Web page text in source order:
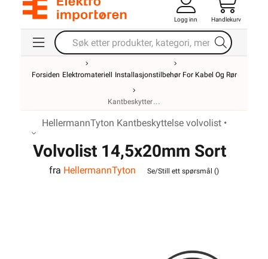
Logg inn Handlekurv
Forsiden Elektromateriell Installasjonstilbehør For Kabel Og Rør
Kantbeskytter
HellermannTyton Kantbeskyttelse volvolist •
Volvolist 14,5x20mm Sort
fra HellermannTyton Se/Still ett spørsmål ()